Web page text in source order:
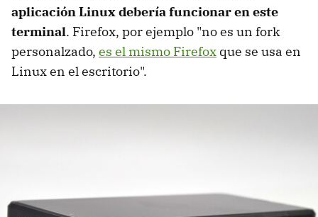
aplicación Linux debería funcionar en este
terminal. Firefox, por ejemplo "no es un fork
personalzado, es el mismo Firefox que se usa en
Linux en el escritorio".